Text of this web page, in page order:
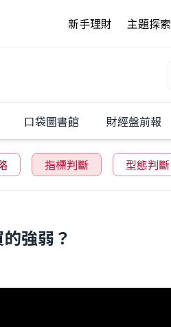
新手理財 主題探索
口袋圖書館 財經盤前報
指標判斷 型態判斷
強弱？